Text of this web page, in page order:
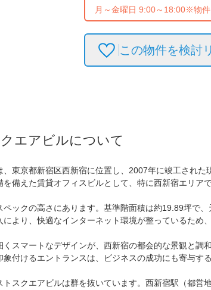
月～金曜日 9:00～18:00※物件
この物件を検討
エアビルについて
東京都新宿区西新宿に位置し、2007年に竣工され
備えた賃貸オフィスビルとして、特に西新宿エリア
ペックの高さにあります。基準階面積は約19.89坪で
より、快適なインターネット環境が整っているため
スマートなデザインが、西新宿の都会的な景観と
付けるエントランスは、ビジネスの成功にも寄与する
スクエアビルは群を抜いています。西新宿駅（都